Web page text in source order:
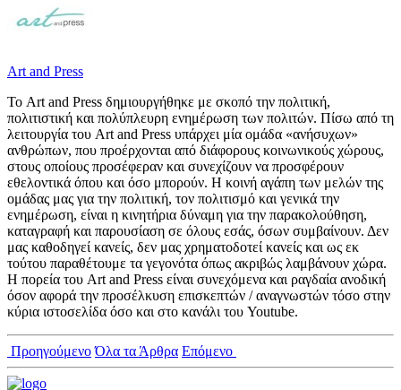
Art and Press
Το Art and Press δημιουργήθηκε με σκοπό την πολιτική,
πολιτιστική και πολύπλευρη ενημέρωση των πολιτών. Πίσω από τη
λειτουργία του Art and Press υπάρχει μία ομάδα «ανήσυχων»
ανθρώπων, που προέρχονται από διάφορους κοινωνικούς χώρους,
στους οποίους προσέφεραν και συνεχίζουν να προσφέρουν
εθελοντικά όπου και όσο μπορούν. Η κοινή αγάπη των μελών της
ομάδας μας για την πολιτική, τον πολιτισμό και γενικά την
ενημέρωση, είναι η κινητήρια δύναμη για την παρακολούθηση,
καταγραφή και παρουσίαση σε όλους εσάς, όσων συμβαίνουν. Δεν
μας καθοδηγεί κανείς, δεν μας χρηματοδοτεί κανείς και ως εκ
τούτου παραθέτουμε τα γεγονότα όπως ακριβώς λαμβάνουν χώρα.
Η πορεία του Art and Press είναι συνεχόμενα και ραγδαία ανοδική
όσον αφορά την προσέλκυση επισκεπτών / αναγνωστών τόσο στην
κύρια ιστοσελίδα όσο και στο κανάλι του Youtube.
Προηγούμενο Όλα τα Άρθρα Επόμενο